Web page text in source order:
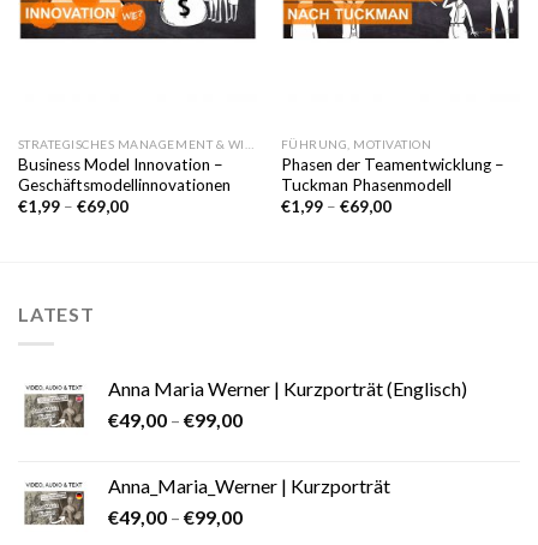
Business Model Innovation –
Geschäftsmodellinnovationen
€1,99– €69,00
FÜHRUNG, MOTIVATION
Phasen der Teamentwicklung –
Tuckman Phasenmodell
€1,99– €69,00
LATEST
Anna Maria Werner | Kurzporträt (Englisch)
€49,00 – €99,00
Anna_Maria_Werner | Kurzporträt
€49,00 – €99,00